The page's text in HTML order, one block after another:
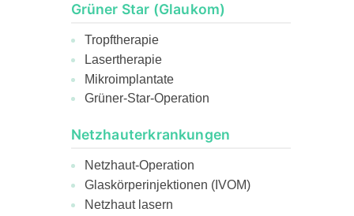
Grüner Star (Glaukom)
Tropftherapie
Lasertherapie
Mikroimplantate
Grüner-Star-Operation
Netzhauterkrankungen
Netzhaut-Operation
Glaskörperinjektionen (IVOM)
Netzhaut lasern